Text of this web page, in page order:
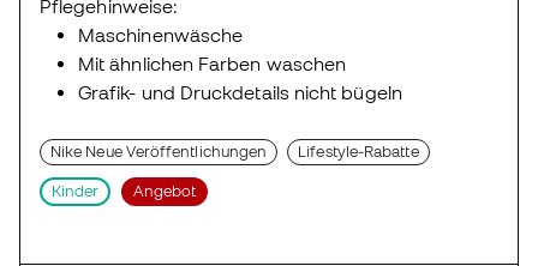
Pflegehinweise:
Maschinenwäsche
Mit ähnlichen Farben waschen
Grafik- und Druckdetails nicht bügeln
Nike Neue Veröffentlichungen Lifestyle-Rabatte
Kinder Angebot